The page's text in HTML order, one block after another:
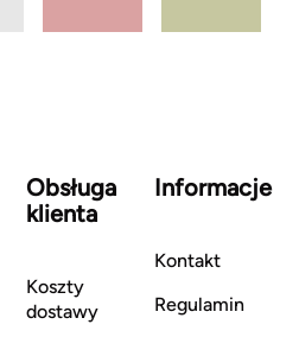
Obsługa
klienta
Koszty
dostawy
Informacje
Kontakt
Regulamin